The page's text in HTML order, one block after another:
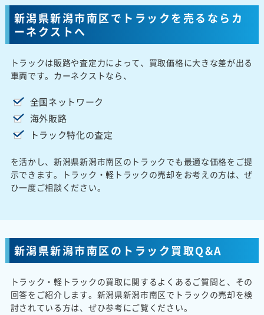
新潟県新潟市南区でトラックを売るならカ
ーネクストへ
トラックは販路や査定力によって、買取価格に大きな差が出る
車両です。カーネクストなら、
全国ネットワーク
海外販路
トラック特化の査定
を活かし、新潟県新潟市南区のトラックでも最適な価格をご提
示できます。トラック・軽トラックの売却をお考えの方は、ぜ
ひ一度ご相談ください。
新潟県新潟市南区のトラック買取Q&A
トラック・軽トラックの買取に関するよくあるご質問と、その
回答をご紹介します。新潟県新潟市南区でトラックの売却を検
討されている方は、ぜひ参考にご覧ください。